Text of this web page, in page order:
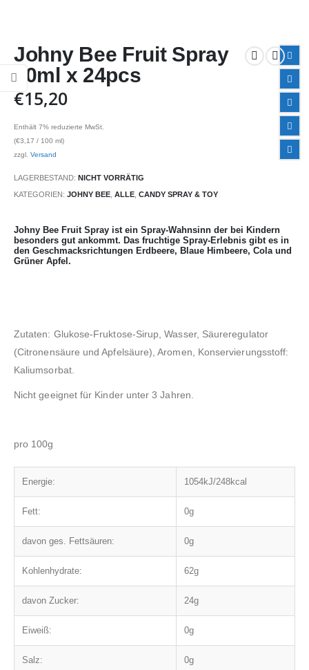
Johny Bee Fruit Spray
20ml x 24pcs
€15,20
Enthält 7% reduzierte MwSt.
(€3,17 / 100 ml)
zzgl. Versand
LAGERBESTAND: NICHT VORRÄTIG
KATEGORIEN: JOHNY BEE ALLE CANDY SPRAY & TOY
Johny Bee Fruit Spray ist ein Spray-Wahnsinn der bei Kindern
besonders gut ankommt. Das fruchtige Spray-Erlebnis gibt es in
den Geschmacksrichtungen Erdbeere, Blaue Himbeere, Cola und
Grüner Apfel.
Zutaten: Glukose-Fruktose-Sirup, Wasser, Säureregulator
(Citronensäure und Apfelsäure), Aromen, Konservierungsstoff:
Kaliumsorbat.
Nicht geeignet für Kinder unter 3 Jahren.
pro 100g
Energie: 1054kJ/248kcal
Fett: 0g
davon ges. Fettsäuren: 0g
Kohlenhydrate: 62g
davon Zucker: 24g
Eiweiß: 0g
Salz: 0g